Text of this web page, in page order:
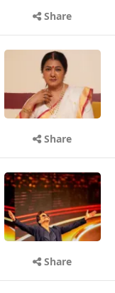
Share
Share
Share